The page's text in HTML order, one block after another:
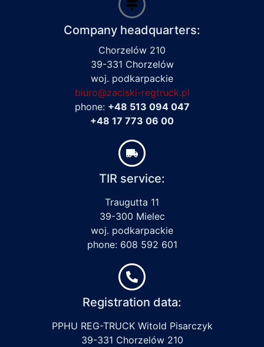
Company headquarters:
Chorzelów 210
39-331 Chorzelów
woj. podkarpackie
biuro@zaciski-regtruck.pl
phone: +48 513 094 047
+48 17 773 06 00
TIR service:
Traugutta 11
39-300 Mielec
woj. podkarpackie
phone: 608 592 601
Registration data:
PPHU REG-TRUCK Witold Pisarczyk
39-331 Chorzelów 210